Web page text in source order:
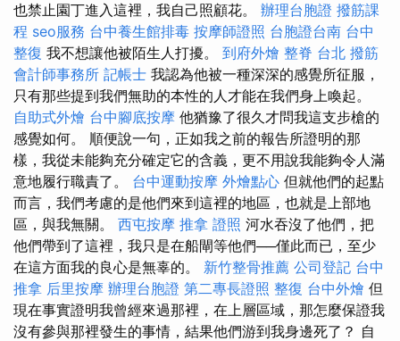
也禁止園丁進入這裡，我自己照顧花。 辦理台胞證 撥筋課
程 seo服務 台中養生館排毒 按摩師證照 台胞證台南 台中
整復 我不想讓他被陌生人打擾。 到府外燴 整脊 台北 撥筋
會計師事務所 記帳士 我認為他被一種深深的感覺所征服，
只有那些提到我們無助的本性的人才能在我們身上喚起。
自助式外燴 台中腳底按摩 他猶豫了很久才問我這支步槍的
感覺如何。 順便說一句，正如我之前的報告所證明的那
樣，我從未能夠充分確定它的含義，更不用說我能夠令人滿
意地履行職責了。 台中運動按摩 外燴點心 但就他們的起點
而言，我們考慮的是他們來到這裡的地區，也就是上部地
區，與我無關。 西屯按摩 推拿 證照 河水吞沒了他們，把
他們帶到了這裡，我只是在船閘等他們──僅此而已，至少
在這方面我的良心是無辜的。 新竹整骨推薦 公司登記 台中
推拿 后里按摩 辦理台胞證 第二專長證照 整復 台中外燴 但
現在事實證明我曾經來過那裡，在上層區域，那怎麼保證我
沒有參與那裡發生的事情，結果他們游到我身邊死了？ 自